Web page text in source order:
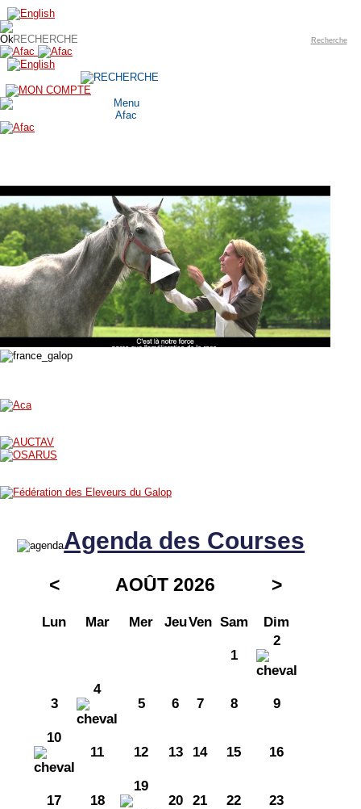
Recherche
Agenda des Courses
< AOÛT 2026 >
Lun Mar Mer JeuVen Sam Dim
1
2
3
4
5
6 7 8 9
10
11
12 13 14 15 16
17 18
19
20
21 22 23